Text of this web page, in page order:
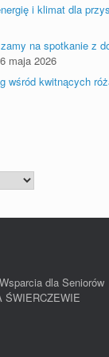
i klimat dla
na spotkanie z
maja 2026
wśród kwitnących
dla Seniorów
ŚWIERCZEWIE